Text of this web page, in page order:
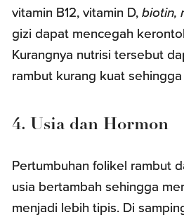
vitamin B12, vitamin D,biotin,
gizi dapat mencegah
Kurangnya nutrisi tersebut
rambut kurang kuat
4. Usia dan Hormon
Pertumbuhan folikel rambut
usia bertambah sehingga
menjadi lebih tipis. Di